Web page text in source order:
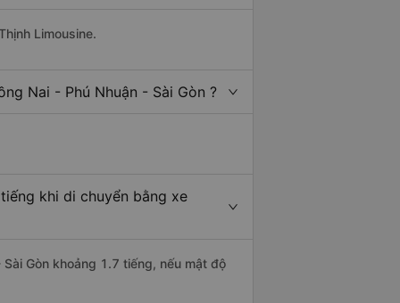
Limousine.
Nai - Phú Nhuận - Sài Gòn ?
khi di chuyển bằng xe
Gòn khoảng 1.7 tiếng, nếu mật độ